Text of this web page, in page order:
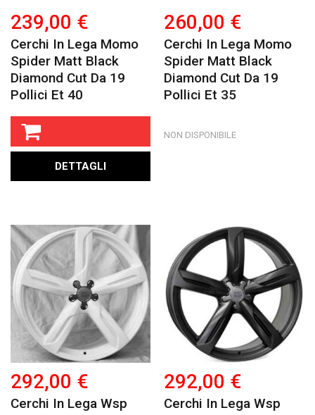
239,00 €
Cerchi In Lega Momo
Spider Matt Black
Diamond Cut Da 19
Pollici Et 40
DETTAGLI
260,00 €
Cerchi In Lega Momo
Spider Matt Black
Diamond Cut Da 19
Pollici Et 35
NON DISPONIBILE
292,00 €
Cerchi In Lega Wsp
292,00 €
Cerchi In Lega Wsp